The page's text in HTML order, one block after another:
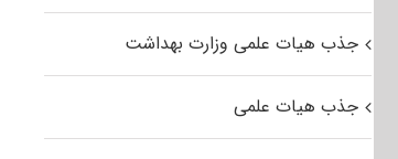
جذب هیات علمی وزارت بهداشت
جذب هیات علمی